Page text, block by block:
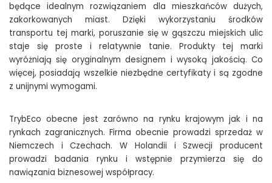
będące idealnym rozwiązaniem dla mieszkańców dużych,
zakorkowanych miast. Dzięki wykorzystaniu środków
transportu tej marki, poruszanie się w gąszczu miejskich ulic
staje się proste i relatywnie tanie. Produkty tej marki
wyróżniają się oryginalnym designem i wysoką jakością. Co
więcej, posiadają wszelkie niezbędne certyfikaty i są zgodne
z unijnymi wymogami.
TrybEco obecne jest zarówno na rynku krajowym jak i na
rynkach zagranicznych. Firma obecnie prowadzi sprzedaż w
Niemczech i Czechach. W Holandii i Szwecji producent
prowadzi badania rynku i wstępnie przymierza się do
nawiązania biznesowej współpracy.